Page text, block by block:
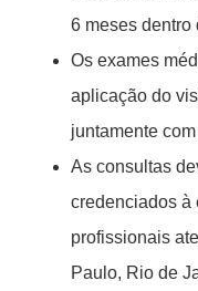
6 meses dentro
Os exames
aplicação do
juntamente
As consultas
credenciados à
profissionais
Paulo, Rio de